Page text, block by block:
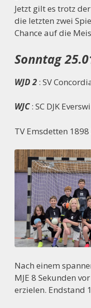
Jetzt gilt es trotz
die letzten zwei
Chance auf die
Sonntag
WJD 2 : SV
WJC: SC DJK
TV Emsdetten 1898
Nach einem
MJE 8 Sekunden
erzielen. Endstand